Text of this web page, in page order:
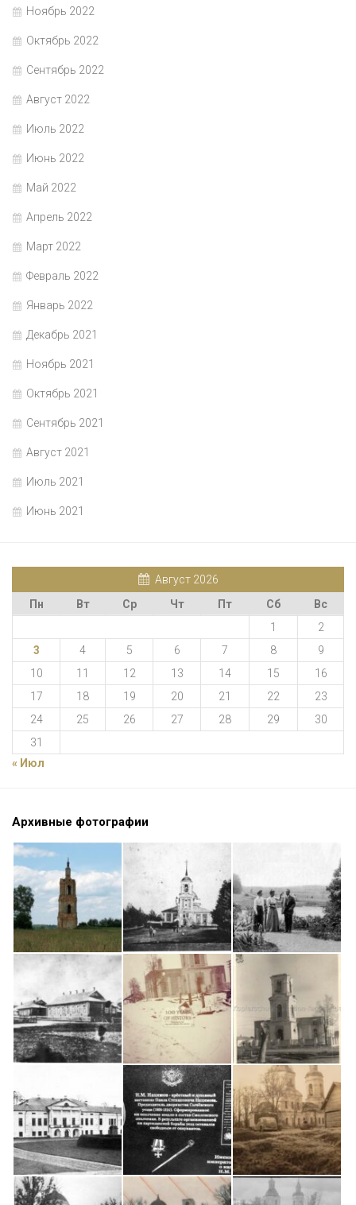
Ноябрь 2022
Октябрь 2022
Сентябрь 2022
Август 2022
Июль 2022
Июнь 2022
Май 2022
Апрель 2022
Март 2022
Февраль 2022
Январь 2022
Декабрь 2021
Ноябрь 2021
Октябрь 2021
Сентябрь 2021
Август 2021
Июль 2021
Июнь 2021
Август 2026
Пн
Вт Ср Чт Пт Сб
Вс
1
2
3
4 5 6 7 8
9
10
11 12 13 14 15
16
17
18 19 20 21 22
23
24
25 26 27 28 29
30
31
« Июл
Архивные фотографии